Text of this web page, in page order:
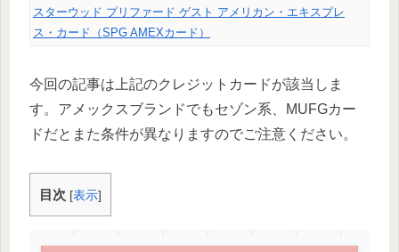
スターウッド プリファード ゲスト アメリカン・エキスプレ
ス・カード（SPG AMEXカード）
今回の記事は上記のクレジットカードが該当しま
す。アメックスブランドでもセゾン系、MUFGカー
ドだとまた条件が異なりますのでご注意ください。
目次 [表示]